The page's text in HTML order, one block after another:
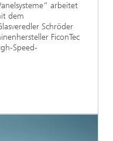
arbeitet
dem
Schröder
FiconTec
Speed-